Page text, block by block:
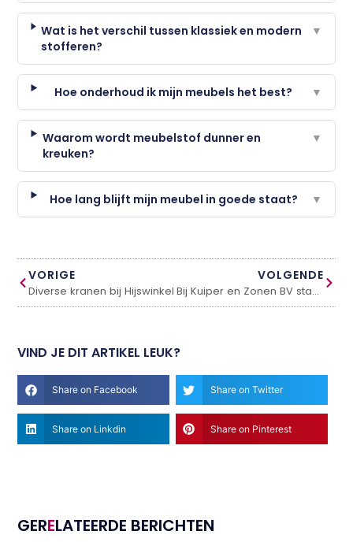
Wat is het verschil tussen klassiek en modern
stofferen?
▼
Hoe onderhoud ik mijn meubels het best? ▼
Waarom wordt meubelstof dunner en
kreuken?
▼
Hoe lang blijft mijn meubel in goede staat? ▼
VORIGE
Diverse kranen bij Hijswinkel
VOLGENDE
Bij Kuiper en Zonen BV staat innovatie bovenaan de pijlers
VIND JE DIT ARTIKEL LEUK?
Share on Facebook Share on Twitter
Share on Linkdin Share on Pinterest
GERELATEERDE BERICHTEN